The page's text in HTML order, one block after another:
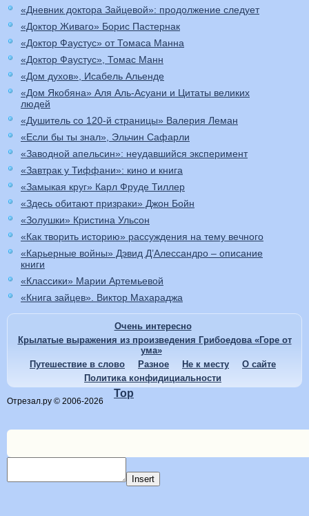
«Дневник доктора Зайцевой»: продолжение следует
«Доктор Живаго» Борис Пастернак
«Доктор Фаустус» от Томаса Манна
«Доктор Фаустус», Томас Манн
«Дом духов», Исабель Альенде
«Дом Якобяна» Аля Аль-Асуани и Цитаты великих
людей
«Душитель со 120-й страницы» Валерия Леман
«Если бы ты знал», Эльчин Сафарли
«Заводной апельсин»: неудавшийся эксперимент
«Завтрак у Тиффани»: кино и книга
«Замыкая круг» Карл Фруде Тиллер
«Здесь обитают призраки» Джон Бойн
«Золушки» Кристина Ульсон
«Как творить историю» рассуждения на тему вечного
«Карьерные войны» Дэвид Д’Алессандро – описание
книги
«Классики» Марии Артемьевой
«Книга зайцев». Виктор Махараджа
Очень интересно
Крылатые выражения из произведения Грибоедова «Горе от
ума»
Путешествие в слово
Разное Не к месту
О сайте
Политика конфидициальности
Отрезал.ру © 2006-2026
Top
Insert